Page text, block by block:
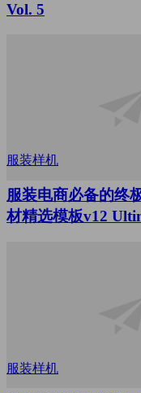
Vol. 5
服装样机
服装电商必备的终
材精选模板v12
服装样机